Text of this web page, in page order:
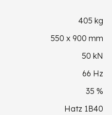
405 kg
550 x 900 mm
50 kN
66 Hz
35 %
Hatz 1B40